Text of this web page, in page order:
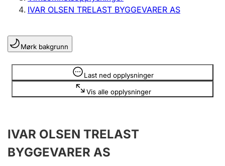
Enkeltpersonforetak
Registrere, endre, slette
Lag og forening
Registrere, endre, slette
Årsregnskap
Innsending og forsinkelsesgebyr
IVAR OLSEN TRELAST BYGGEVARER AS
Mørk bakgrunn
Last ned opplysninger
Vis alle opplysninger
Opplysninger er skjult
IVAR OLSEN TRELAST
BYGGEVARER AS